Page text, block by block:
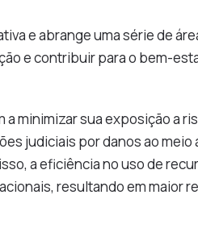
e abrange uma série de
e contribuir para o bem-
minimizar sua exposição a
judiciais por danos ao meio
a eficiência no uso de
resultando em maior